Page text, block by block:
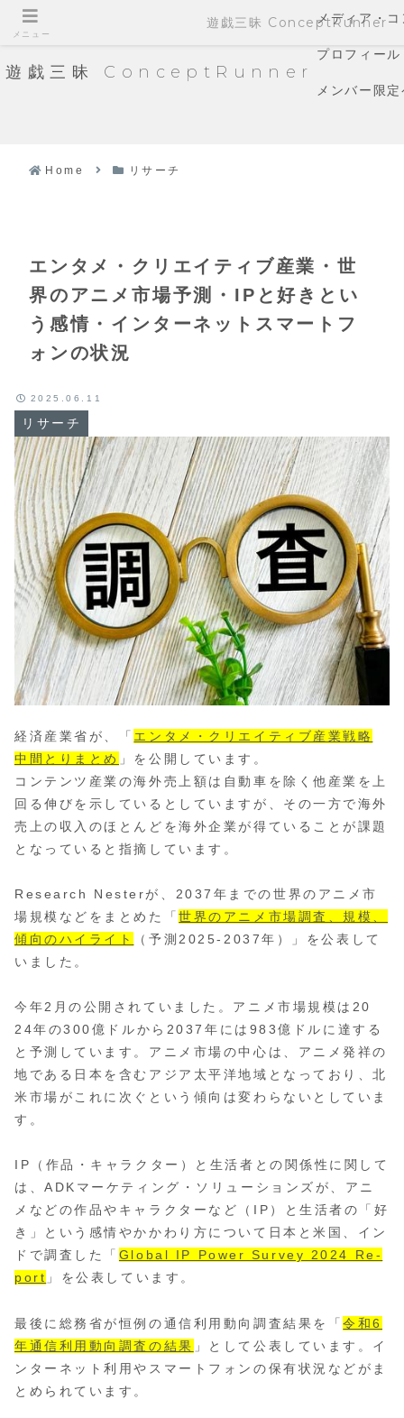
遊戯三昧 ConceptRunner
メディア・
プロフィール
メンバー限
Home リサーチ
エンタメ・クリエイティブ産業・世
界のアニメ市場予測・IPと好きとい
う感情・インターネットスマートフ
ォンの状況
リサーチ
2025.06.11
経済産業省が、「 エンタメ・クリエイティブ産業戦略
中間とりまとめ 」を公開しています。
コンテンツ産業の海外売上額は自動車を除く他 産業を上
回る伸びを示しているとしていますが、その一方で海外
売上の収入のほとんどを海外企業が得ていることが課題
となっていると指摘しています。
Research Nesterが、2037年までの世界のアニメ市
場規模などをま とめた「世界のアニメ市場調査、規模、
傾向のハイライト
（予測202 5-2037年）」を公表して
いました。
今年2月の公開されていました。アニメ市場規模は20
24年の300億ドルから2037年には983億ドルに達する
と予測し ています。アニメ市場の中心は、アニメ発祥の
地である日本を含むアジア太平洋地域となっており、北
米市場がこれに次ぐという傾向は変わらないと していま
す。
IP（作品・キャラクター）と生活者との関係性に関して
は、ADKマーケティング・ソリューションズが、アニ
メなどの作品や キャラクターなど（IP）と生活者の「好
き」という感情やかかわり方に ついて日本と米国、イン
ドで調査した「 Global IP Power Survey 2024 Re-
port 」を公表しています。
最後に総務省が恒例の通信利用動向調査結果を「令和6
年通信利用動向調査の結果 」として公表しています。イ
ンターネット利用やスマートフォンの保有状況などがま
とめられています。
メニュー
遊戯三昧 ConceptRunner